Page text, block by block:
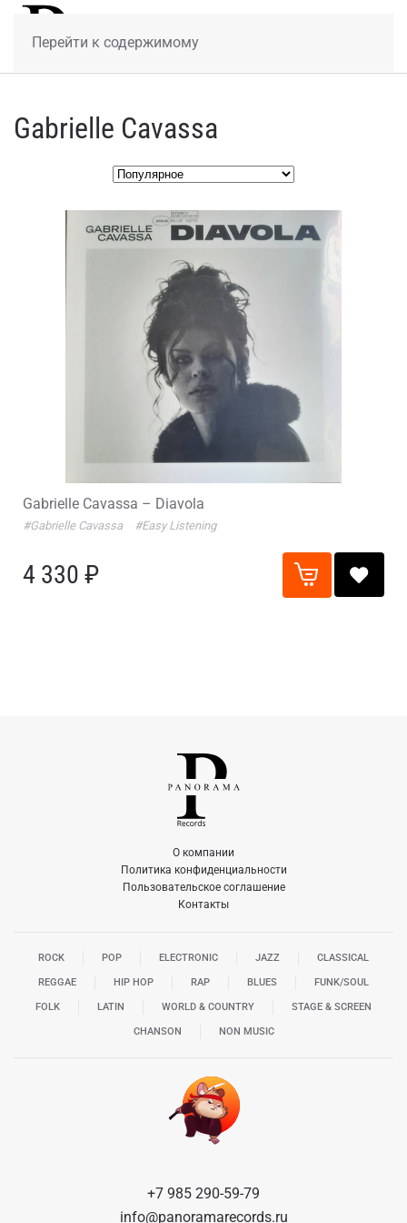
Перейти к содержимому
Gabrielle Cavassa
Gabrielle Cavassa – Diavola
#Gabrielle Cavassa #Easy Listening
4 330 ₽
О компании
Политика конфиденциальности
Пользовательское соглашение
Контакты
ROCK POP ELECTRONIC JAZZ CLASSICAL
REGGAE HIP HOP RAP BLUES FUNK/SOUL
FOLK LATIN WORLD & COUNTRY STAGE & SCREEN
CHANSON NON MUSIC
+7 985 290-59-79
info@panoramarecords.ru